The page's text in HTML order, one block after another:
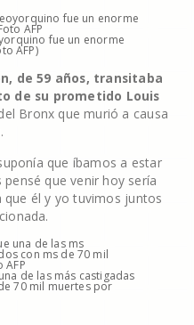
fue un enorme
AFP)
de 59 años, transitaba
de su prometido Louis
Bronx que murió a causa
que íbamos a estar
que venir hoy sería
que él y yo tuvimos juntos
de las más castigadas
70 mil muertes por